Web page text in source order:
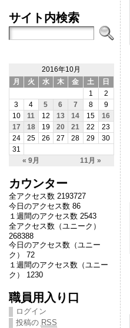
サイト内検索
2016年10月
月
火 水 木 金 土 日
« 9月 11月 »
1
2
3
4 5 6 7 8
9
10
11 12 13 14 15
16
17
18 19 20 21 22
23
24
25 26 27 28 29
30
31
カウンター
全アクセス数 2193727
今日のアクセス数 86
１週間のアクセス数 2543
全アクセス数（ユニーク）
268388
今日のアクセス数（ユニー
ク） 72
１週間のアクセス数（ユニー
ク） 1230
職員用入り口
ログイン
投稿の RSS